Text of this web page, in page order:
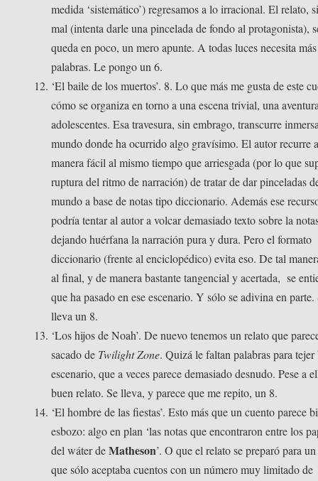
medida ‘sistemático’) regresamos a lo irracional. El relato,
mal (intenta darle una pincelada de fondo al protagonista),
queda en poco, un mero apunte. A todas luces necesita más
palabras. Le pongo un 6.
‘El baile de los muertos’. 8. Lo que más me gusta de este
cómo se organiza en torno a una escena trivial, una
adolescentes. Esa travesura, sin embrago, transcurre
mundo donde ha ocurrido algo gravísimo. El autor recurre
manera fácil al mismo tiempo que arriesgada (por lo que
ruptura del ritmo de narración) de tratar de dar pinceladas
mundo a base de notas tipo diccionario. Además ese
podría tentar al autor a volcar demasiado texto sobre la
dejando huérfana la narración pura y dura. Pero el formato
diccionario (frente al enciclopédico) evita eso. De tal
al final, y de manera bastante tangencial y acertada, se
que ha pasado en ese escenario. Y sólo se adivina en parte.
lleva un 8.
‘Los hijos de Noah’. De nuevo tenemos un relato que
sacado de Twilight Zone. Quizá le faltan palabras para
escenario, que a veces parece demasiado desnudo. Pese a
buen relato. Se lleva, y parece que me repito, un 8.
‘El hombre de las fiestas’. Esto más que un cuento parece
esbozo: algo en plan ‘las notas que encontraron entre los
del wáter deMatheson’. O que el relato se preparó para
que sólo aceptaba cuentos con un número muy limitado de